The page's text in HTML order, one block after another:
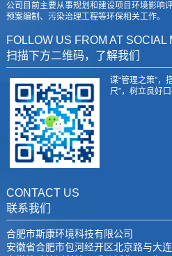
公司目前主要从事规划和建设项目环境影响
预案编制、污染治理工程等环保相关工作。
FOLLOW US FROM AT SOCIAL
扫描下方二维码，了解我们
谋“管理之策”，
尺”，树立良好
CONTACT US
联系我们
合肥市斯康环境科技有限公司
安徽省合肥市包河经开区北京路与大